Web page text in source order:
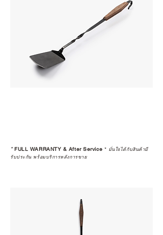
*FULL WARRANTY & After Service * มั่นใจได้กับสินค้ามี
รับประกัน พร้อมบริการหลังการขาย